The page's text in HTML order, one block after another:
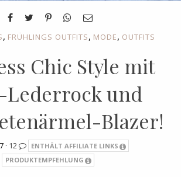
, FRÜHLINGS OUTFITS, MODE, OUTFITS
Chic Style mit
und
Blazer!
· 12
ENTHÄLT AFFILIATE LINKS
PRODUKTEMPFEHLUNG